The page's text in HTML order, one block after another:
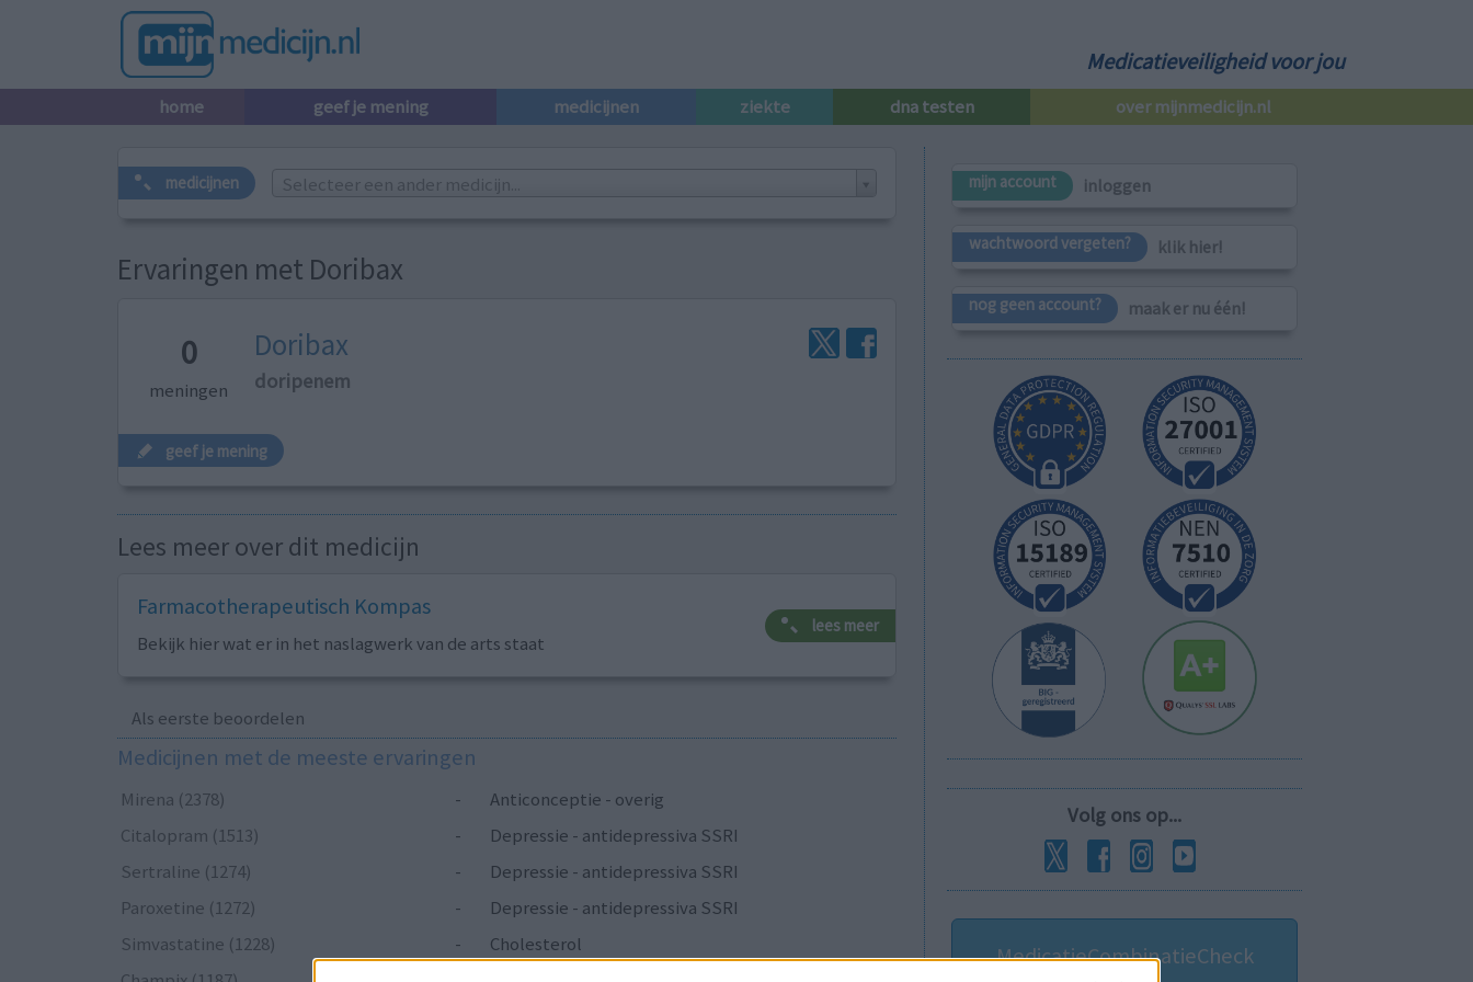
Medicatieveiligheid voor jou
home geef je mening medicijnen ziekte dna testen over mijnmedicijn.nl
medicijnen Selecteer een ander medicijn...
Ervaringen met Doribax
0
meningen
Doribax
doripenem
geef je mening
Lees meer over dit medicijn
Farmacotherapeutisch Kompas
Bekijk hier wat er in het naslagwerk van de arts staat
lees meer
Als eerste beoordelen
Medicijnen met de meeste ervaringen
Mirena (2378) -
Anticonceptie - overig
Citalopram (1513)
-
Depressie - antidepressiva SSRI
Sertraline (1274)
-
Depressie - antidepressiva SSRI
Paroxetine (1272)
-
Depressie - antidepressiva SSRI
Simvastatine (1228)
-
Cholesterol
mijn account inloggen
wachtwoord vergeten? klik hier!
nog geen account? maak er nu één!
Volg ons op...
MedicatieCombinatieCheck